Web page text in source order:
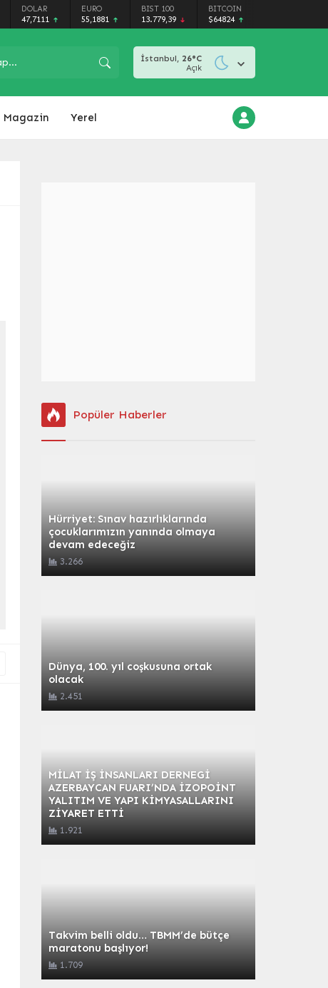
DOLAR
47,7111
EURO
55,1881
BIST 100
13.779,39
BITCOIN
$64824
İstanbul, 26°C
Açık
Magazin Yerel
Popüler Haberler
Hürriyet: Sınav hazırlıklarında
çocuklarımızın yanında olmaya
devam edeceğiz
3.266
Dünya, 100. yıl coşkusuna ortak
olacak
2.451
MİLAT İŞ İNSANLARI DERNEGİ
AZERBAYCAN FUARI’NDA İZOPOİNT
YALITIM VE YAPI KİMYASALLARINI
ZİYARET ETTİ
1.921
Takvim belli oldu… TBMM’de bütçe
maratonu başlıyor!
1.709